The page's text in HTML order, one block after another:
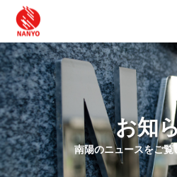
お知
南陽のニュースをご覧